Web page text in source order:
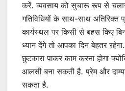
करें. व्यवसाय को सुचारू रूप से
गतिविधियों के साथ-साथ अतिरिक्त
कार्यस्थल पर किसी से बहस किए
ध्यान देंगे तो आपका दिन बेहतर
छुटकारा पाकर काम करना होगा
आलसी बना सकती है. प्रेम और
सकता है.